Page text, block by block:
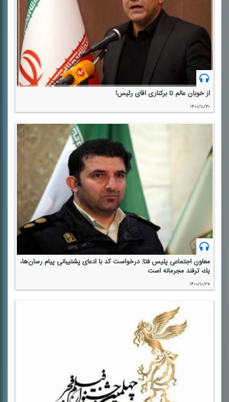
از خوبان عالم تا بركناری آقای رئیس!
۱۴۰۰/۱۱/۳۰
معاون اجتماعی پلیس فتا: درخواست كد با ادعای پشتیبانی پیام رسان‌ها،
یك ترفند مجرمانه است
۱۴۰۰/۱۱/۲۷